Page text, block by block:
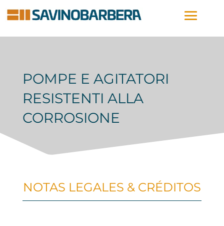
POMPE E AGITATORI
RESISTENTI ALLA
CORROSIONE
NOTAS LEGALES & CRÉDITOS